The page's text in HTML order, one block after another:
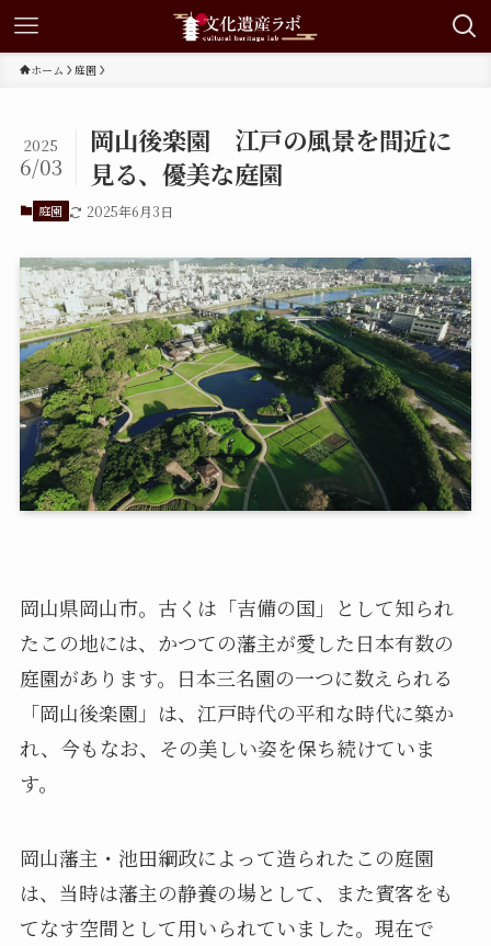
ホーム 庭園
岡山後楽園 江戸の風景を間近に
見る、優美な庭園
2025
6/03
庭園 2025年6月3日
岡山県岡山市。古くは「吉備の国」として知られ
たこの地には、かつての藩主が愛した日本有数の
庭園があります。日本三名園の一つに数えられる
「岡山後楽園」は、江戸時代の平和な時代に築か
れ、今もなお、その美しい姿を保ち続けていま
す。
岡山藩主・池田綱政によって造られたこの庭園
は、当時は藩主の静養の場として、また賓客をも
てなす空間として用いられていました。現在で